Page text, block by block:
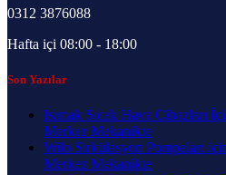
0312 3876088
Hafta içi 08:00 - 18:00
Son Yazılar
Isımak Sıcak Hava Cihazları
Merkez Mekanikte
Wilo Sirkülasyon Pompaları
Merkez Mekanikte